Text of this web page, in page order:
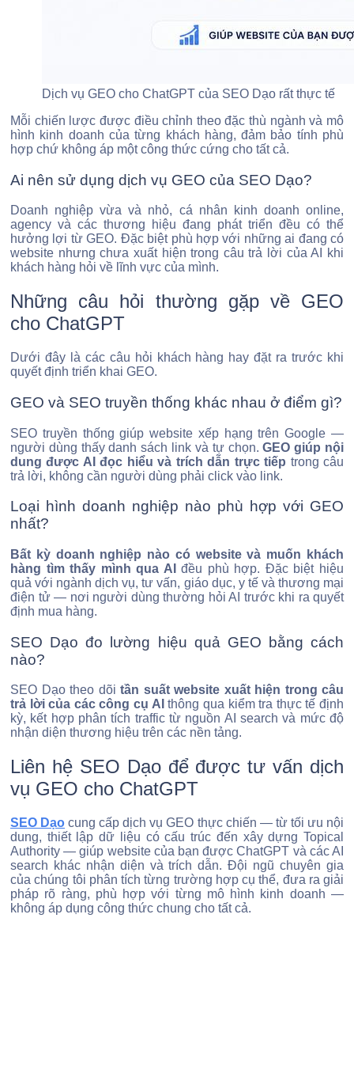
Dịch vụ GEO cho ChatGPT của SEO Dạo rất thực tế
Mỗi chiến lược được điều chỉnh theo đặc thù ngành và mô
hình kinh doanh của từng khách hàng, đảm bảo tính phù
hợp chứ không áp một công thức cứng cho tất cả.
Ai nên sử dụng dịch vụ GEO của SEO Dạo?
Doanh nghiệp vừa và nhỏ, cá nhân kinh doanh online,
agency và các thương hiệu đang phát triển đều có thể
hưởng lợi từ GEO. Đặc biệt phù hợp với những ai đang có
website nhưng chưa xuất hiện trong câu trả lời của AI khi
khách hàng hỏi về lĩnh vực của mình.
Những câu hỏi thường gặp về GEO
cho ChatGPT
Dưới đây là các câu hỏi khách hàng hay đặt ra trước khi
quyết định triển khai GEO.
GEO và SEO truyền thống khác nhau ở điểm gì?
SEO truyền thống giúp website xếp hạng trên Google —
người dùng thấy danh sách link và tự chọn.GEO giúp nội
dung được AI đọc hiểu và trích dẫn trực tiếp trong câu
trả lời, không cần người dùng phải click vào link.
Loại hình doanh nghiệp nào phù hợp với GEO
nhất?
Bất kỳ doanh nghiệp nào có website và muốn khách
hàng tìm thấy mình qua AI
đều phù hợp. Đặc biệt hiệu
quả với ngành dịch vụ, tư vấn, giáo dục, y tế và thương mại
điện tử — nơi người dùng thường hỏi AI trước khi ra quyết
định mua hàng.
SEO Dạo đo lường hiệu quả GEO bằng cách
nào?
SEO Dạo theo dõi tần suất website xuất hiện trong câu
trả lời của các công cụ AI thông qua kiểm tra thực tế định
kỳ, kết hợp phân tích traffic từ nguồn AI search và mức độ
nhận diện thương hiệu trên các nền tảng.
Liên hệ SEO Dạo để được tư vấn dịch
vụ GEO cho ChatGPT
SEO Dạo cung cấp dịch vụ GEO thực chiến — từ tối ưu nội
dung, thiết lập dữ liệu có cấu trúc đến xây dựng Topical
Authority — giúp website của bạn được ChatGPT và các AI
search khác nhận diện và trích dẫn. Đội ngũ chuyên gia
của chúng tôi phân tích từng trường hợp cụ thể, đưa ra giải
pháp rõ ràng, phù hợp với từng mô hình kinh doanh —
không áp dụng công thức chung cho tất cả.